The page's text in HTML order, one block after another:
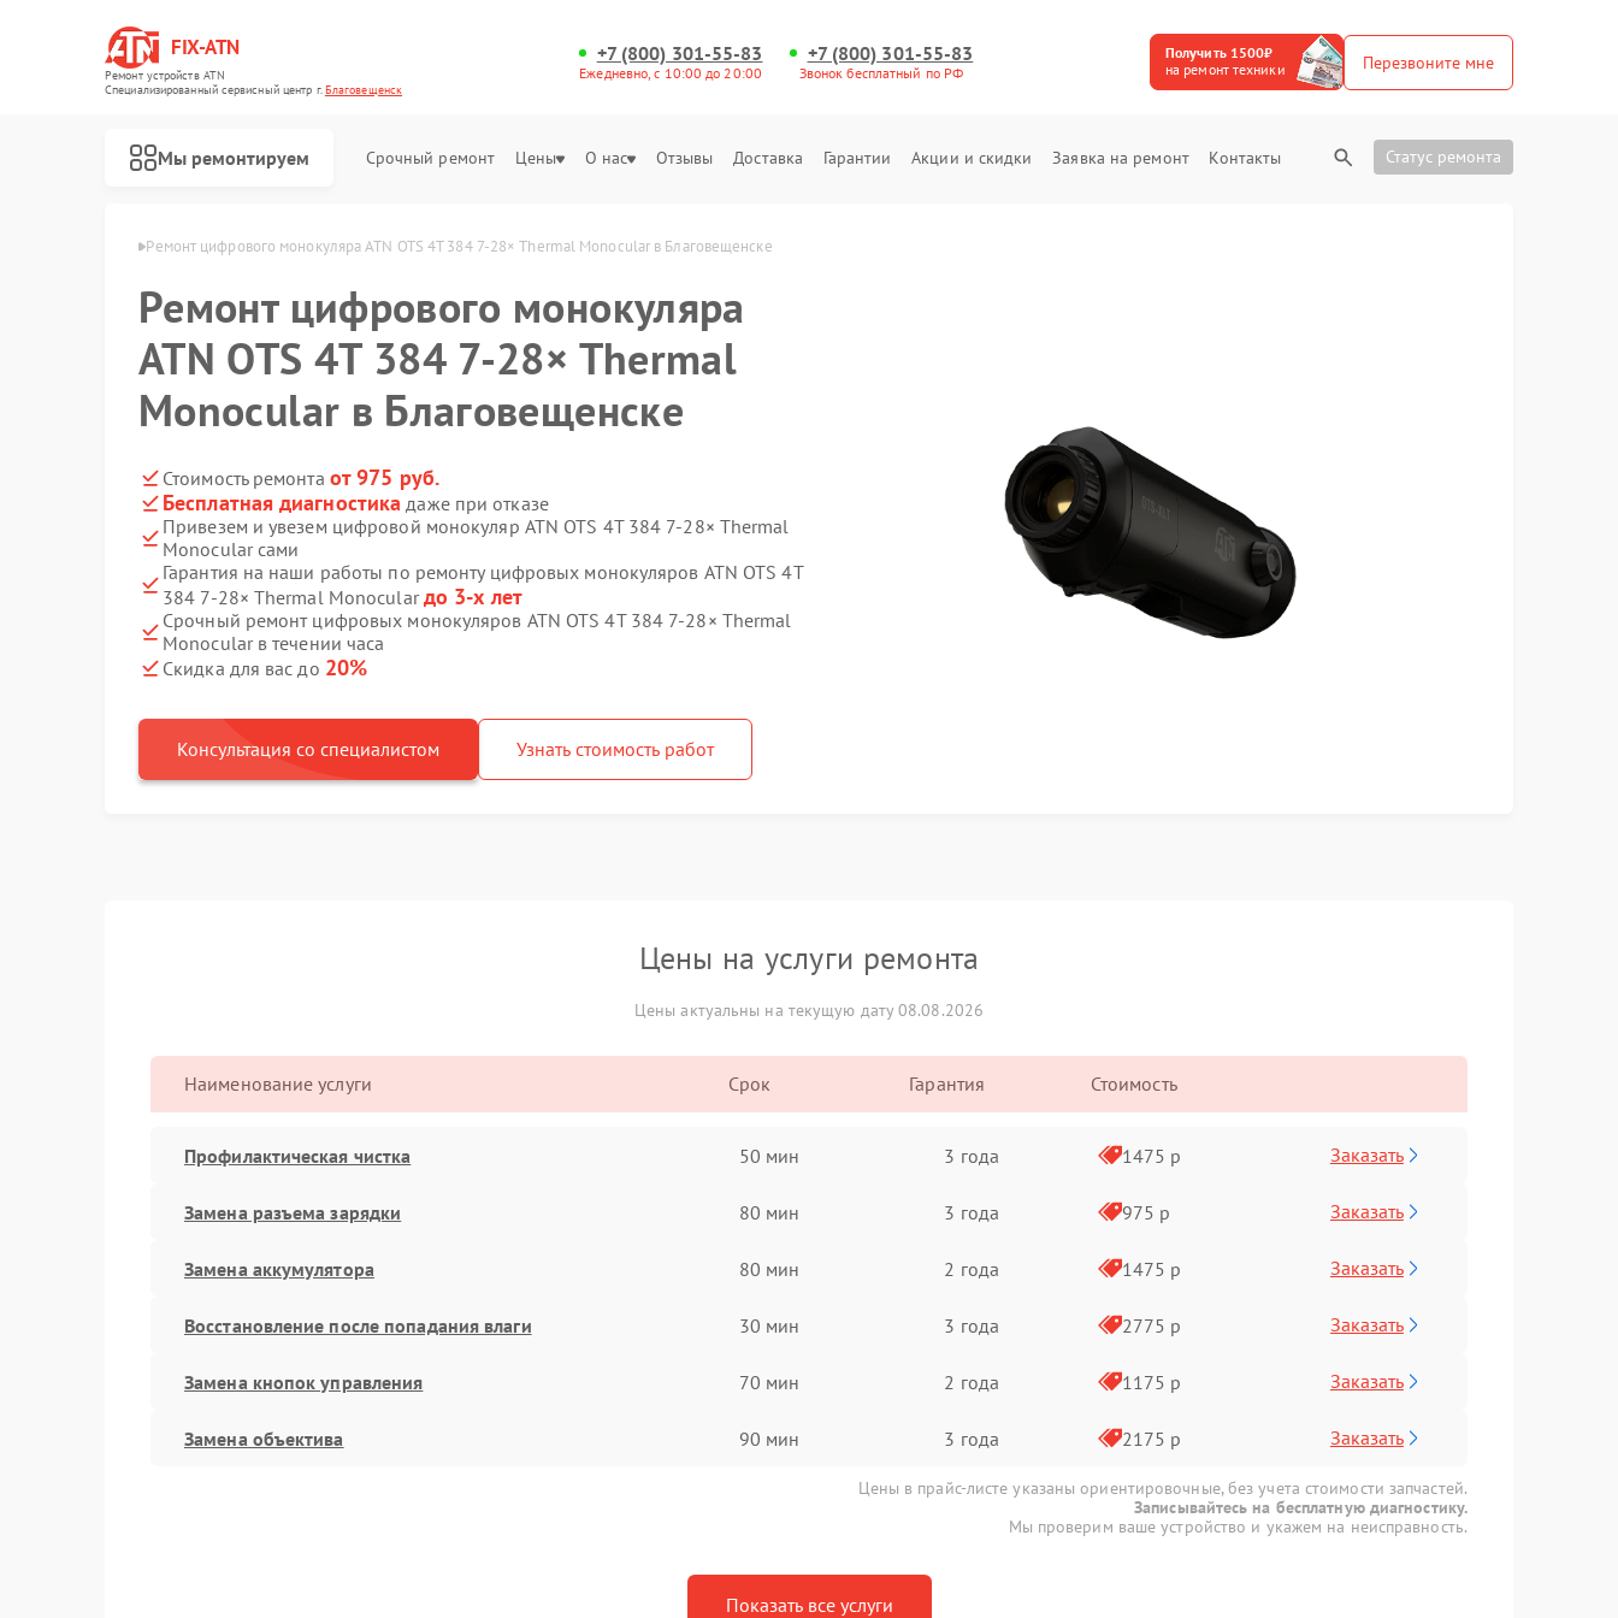
FIX-ATN
Ремонт устройств ATN
Специализированный cервисный центр г.Благовещенск
+7 (800) 301-55-83
Ежедневно, с 10:00 до 20:00
+7 (800) 301-55-83
Звонок бесплатный по РФ
Получить 1500₽
на ремонт техники
Перезвоните мне
Мы ремонтируем Срочный ремонт Цены О нас Отзывы Доставка Гарантии Акции и скидки Заявка на ремонт Контакты Статус ремонта
в Благовещенске Ремонт цифрового монокуляра ATN OTS 4T 384 7‑28× Thermal Monocular в Благовещенске
Ремонт цифрового монокуляра
ATN OTS 4T 384 7‑28× Thermal
Monocular в Благовещенске
Стоимость ремонта от 975 руб.
Бесплатная диагностика даже при отказе
Привезем и увезем цифровой монокуляр ATN OTS 4T 384 7‑28× Thermal
Monocular сами
Гарантия на наши работы по ремонту цифровых монокуляров ATN OTS 4T
384 7‑28× Thermal Monocularдо 3-х лет
Срочный ремонт цифровых монокуляров ATN OTS 4T 384 7‑28× Thermal
Monocular в течении часа
Скидка для вас до 20%
Консультация со специалистом Узнать стоимость работ
Цены на услуги ремонта
Цены актуальны на текущую дату 08.08.2026
Наименование услуги Срок Гарантия Стоимость
Профилактическая чистка 50 мин 3 года 1475 р Заказать
Замена разъема зарядки 80 мин 3 года 975 р Заказать
Замена аккумулятора 80 мин 2 года 1475 р Заказать
Восстановление после попадания влаги 30 мин 3 года 2775 р Заказать
Замена кнопок управления 70 мин 2 года 1175 р Заказать
Замена объектива 90 мин 3 года 2175 р Заказать
Цены в прайс-листе указаны ориентировочные, без учета стоимости запчастей.
Записывайтесь на бесплатную диагностику.
Мы проверим ваше устройство и укажем на неисправность.
Показать все услуги